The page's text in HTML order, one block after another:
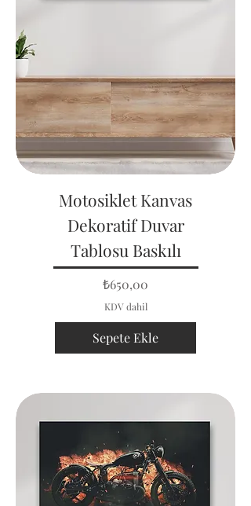
Motosiklet Kanvas
Dekoratif Duvar
Tablosu Baskılı
Fiyat
₺650,00
KDV dahil
Sepete Ekle